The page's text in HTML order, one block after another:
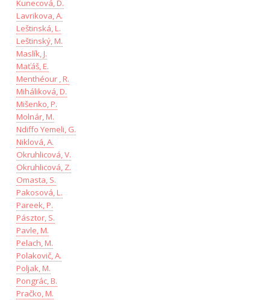
Kunecová, D.
Lavrikova, A.
Leštinská, L.
Leštinský, M.
Maslík, J.
Maťáš, E.
Menthéour , R.
Miháliková, D.
Mišenko, P.
Molnár, M.
Ndiffo Yemeli, G.
Niklová, A.
Okruhlicová, V.
Okruhlicová, Z.
Omasta, S.
Pakosová, L.
Pareek, P.
Pásztor, S.
Pavle, M.
Pelach, M.
Polakovič, A.
Poljak, M.
Pongrác, B.
Pračko, M.